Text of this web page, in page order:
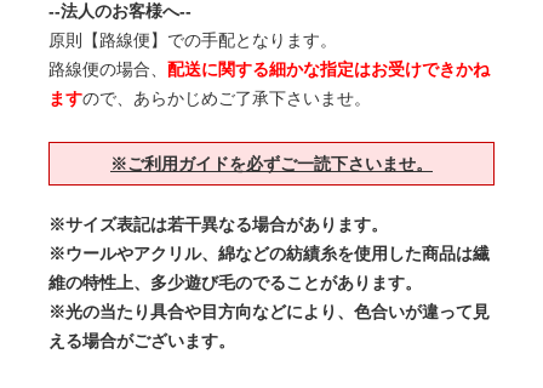
--法人のお客様へ--
原則【路線便】での手配となります。
路線便の場合、 配送に関する細かな指定はお受けできかね
ますので、あらかじめご了承下さいませ。
※ご利用ガイドを必ずご一読下さいませ。
※サイズ表記は若干異なる場合があります。
※ウールやアクリル、綿などの紡績糸を使用した商品は繊
維の特性上、多少遊び毛のでることがあります。
※光の当たり具合や目方向などにより、色合いが違って見
える場合がございます。